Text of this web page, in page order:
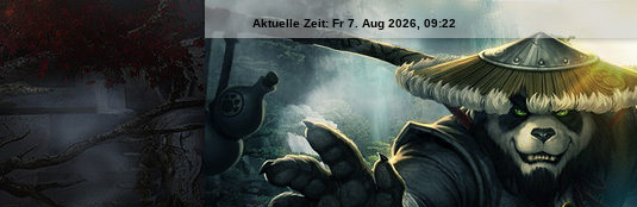
Aktuelle Zeit: Fr 7. Aug 2026, 09:22